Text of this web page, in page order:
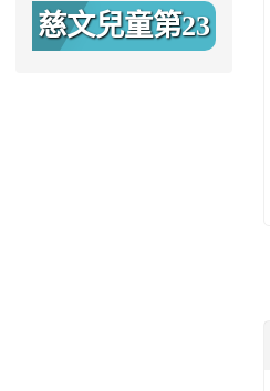
期
慈文兒童第23